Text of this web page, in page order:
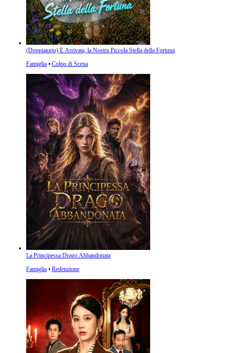
(Doppiaggio) È Arrivata, la Nostra Piccola Stella della Fortuna
Famiglia ⦁ Colpo di Scena
La Principessa Drago Abbandonata
Famiglia ⦁ Redenzione